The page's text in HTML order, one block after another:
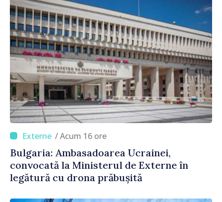
/ Acum 16 ore
Bulgaria: Ambasadoarea Ucrainei,
convocată la Ministerul de Externe în
legătură cu drona prăbușită